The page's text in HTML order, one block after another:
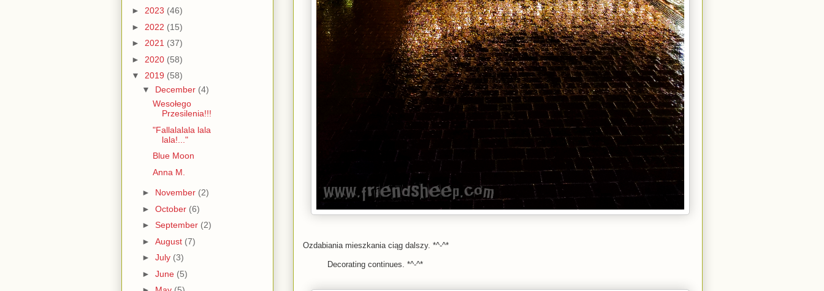
Ozdabiania mieszkania ciąg dalszy. *^-^*
Decorating continues. *^-^*
► 2023 (46)
► 2022 (15)
► 2021 (37)
► 2020 (58)
▼ 2019 (58)
▼ December (4)
Wesołego
Przesilenia!!!
"Fallalalala lala
lala!..."
Blue Moon
Anna M.
► November (2)
► October (6)
► September (2)
► August (7)
► July (3)
► June (5)